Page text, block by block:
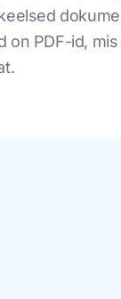
on PDF-id,